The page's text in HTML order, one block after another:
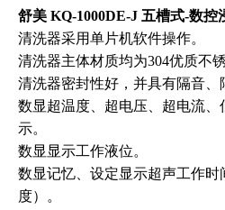
舒美 KQ-1000DE-J 五槽式-数控
清洗器采用单片机软件操作。
清洗器主体材质均为304优质不锈
清洗器密封性好，并具有隔音、
数显超温度、超电压、超电流
示。
数显显示工作液位。
数显记忆、设定显示超声工作
度）。